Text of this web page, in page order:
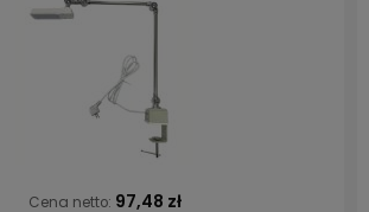
Cena netto: 97,48 zł